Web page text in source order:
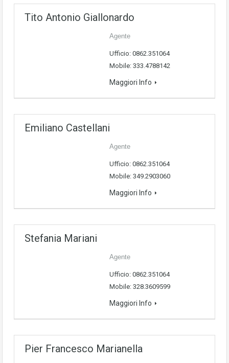
Tito Antonio Giallonardo
Agente
Ufficio: 0862.351064
Mobile: 333.4788142
Maggiori Info
Emiliano Castellani
Agente
Ufficio: 0862.351064
Mobile: 349.2903060
Maggiori Info
Stefania Mariani
Agente
Ufficio: 0862.351064
Mobile: 328.3609599
Maggiori Info
Pier Francesco Marianella